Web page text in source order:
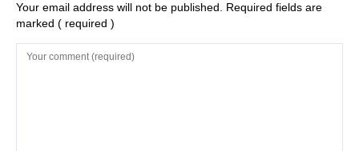
Your email address will not be published. Required fields are
marked ( required )